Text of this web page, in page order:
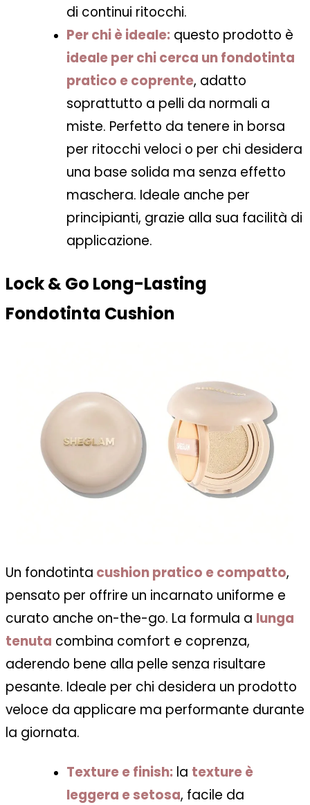
di continui ritocchi.
Per chi è ideale: questo prodotto è
ideale per chi cerca un fondotinta
pratico e coprente, adatto
soprattutto a pelli da normali a
miste. Perfetto da tenere in borsa
per ritocchi veloci o per chi desidera
una base solida ma senza effetto
maschera. Ideale anche per
principianti, grazie alla sua facilità di
applicazione.
Lock & Go Long-Lasting
Fondotinta Cushion
Un fondotinta cushion pratico e compatto,
pensato per offrire un incarnato uniforme e
curato anche on-the-go. La formula a lunga
tenuta combina comfort e coprenza,
aderendo bene alla pelle senza risultare
pesante. Ideale per chi desidera un prodotto
veloce da applicare ma performante durante
la giornata.
Texture e finish: la texture è
leggera e setosa, facile da